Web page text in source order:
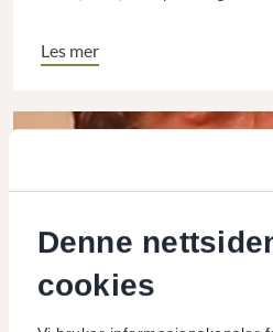
Denne
cookies
Les mer